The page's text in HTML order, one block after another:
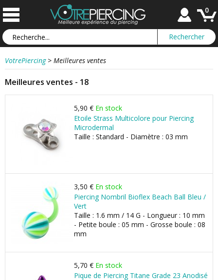
0
VotrePiercing > Meilleures ventes
Meilleures ventes - 18
5,90 € En stock
Etoile Strass Multicolore pour Piercing
Microdermal
Taille : Standard - Diamètre : 03 mm
3,50 € En stock
Piercing Nombril Bioflex Beach Ball Bleu /
Vert
Taille : 1.6 mm / 14 G - Longueur : 10 mm
- Petite boule : 05 mm - Grosse boule : 08
mm
5,70 € En stock
Pique de Piercing Titane Grade 23 Anodisé